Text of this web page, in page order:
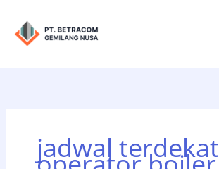
konten
jadwal terdekat